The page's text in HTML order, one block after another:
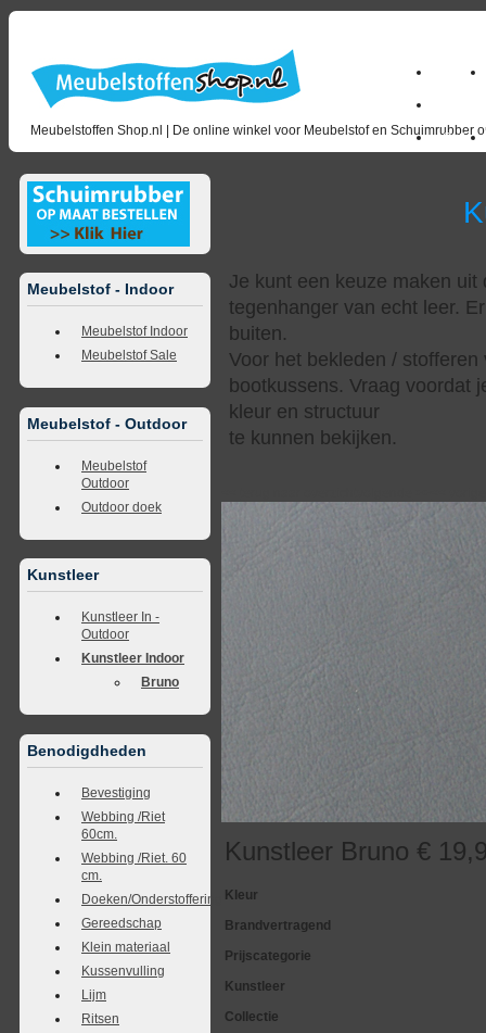
Meubelstoffen Shop.nl | De online winkel voor Meubelstof en Schuimrubber
Home
Outlet
Meubelstof - Indoor
Meubelstof Indoor
Meubelstof Sale
Meubelstof - Outdoor
Meubelstof
Outdoor
Outdoor doek
Kunstleer
Kunstleer In -
Outdoor
Kunstleer Indoor
Bruno
Benodigdheden
Bevestiging
Webbing /Riet
60cm.
Webbing /Riet. 60
cm.
Doeken/Onderstoffering
Gereedschap
Klein materiaal
Kussenvulling
Lijm
Ritsen
Je kunt een keuze maken
tegenhanger van echt leer.
buiten.
Voor het bekleden /
bootkussens. Vraag voordat
kleur en structuur
te kunnen bekijken.
Kunstleer Bruno €
Kleur
Brandvertragend
Prijscategorie
Kunstleer
Collectie